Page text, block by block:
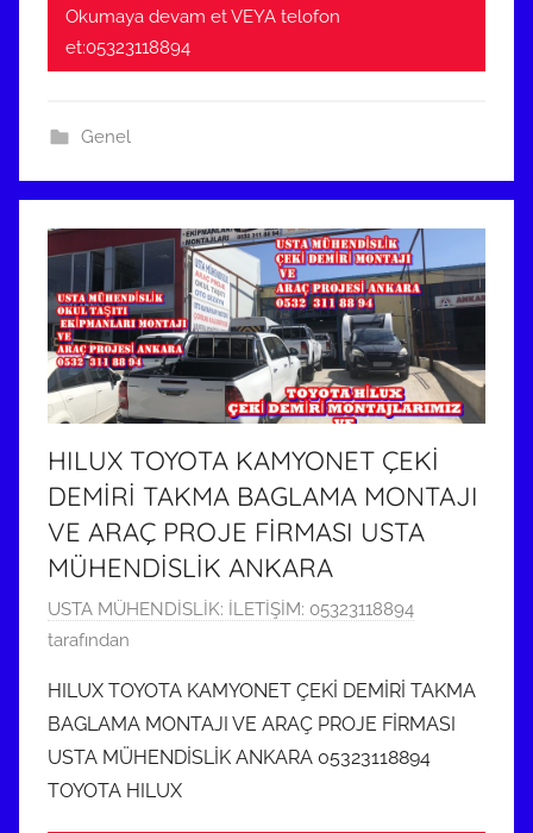
a
i
h
n
d
e
g
ö
n
d
i
l
m
ş
Okumaya devam et VEYA telofon
et:05323118894
Genel
HILUX TOYOTA KAMYONET ÇEKİ
DEMİRİ TAKMA BAGLAMA MONTAJI
VE ARAÇ PROJE FİRMASI USTA
MÜHENDİSLİK ANKARA
8
A
a
l
ı
k
USTA MÜHENDİSLİK: İLETİŞİM: 05323118894
tarafından
HILUX TOYOTA KAMYONET ÇEKİ DEMİRİ TAKMA
BAGLAMA MONTAJI VE ARAÇ PROJE FİRMASI
USTA MÜHENDİSLİK ANKARA 05323118894
TOYOTA HILUX